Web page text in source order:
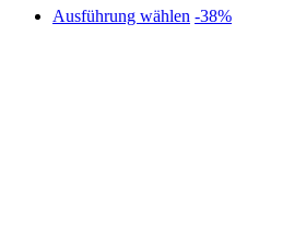
Ausführung wählen Dieses
-38%